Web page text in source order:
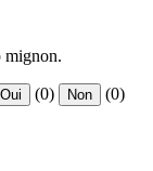
mignon.
Oui (0) Non (0)